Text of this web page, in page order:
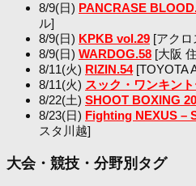
8/9(日) PANCRASE
ル]
8/9(日) KPKB vol.29 [アクロ
8/9(日) WARDOG.58 [大阪
8/11(火) RIZIN.54[TOYOTA
8/11(火) スック・ワンキン
8/22(土) SHOOT BOXING
8/23(日) Fighting NEXUS –
スタ川越]
大会・競技・分野別タグ